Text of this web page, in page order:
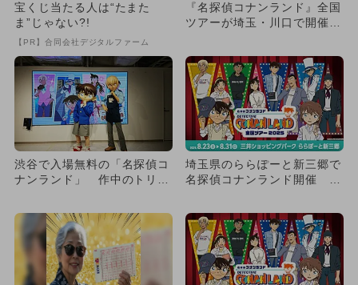
宝くじ当たる人は“たまた
ま”じゃない?!
【PR】合同会社デジタルファーム
『名探偵コナンランド』全国
ツアーが埼玉・川口で開催！
渋谷で入場無料の「名探偵コ
ナンランド」 作中のトリッ
埼玉県のららぽーと新三郷で
名探偵コナンランド開催 新